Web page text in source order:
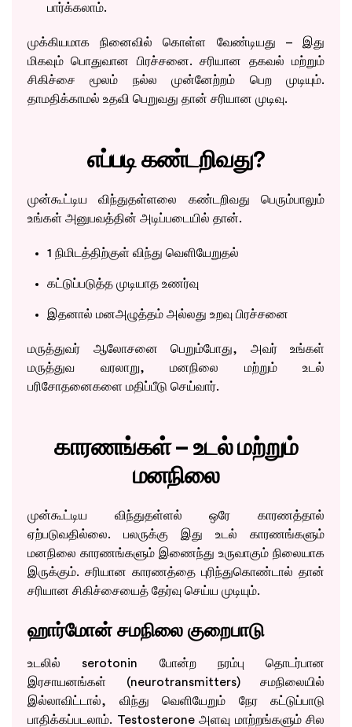
பார்க்கலாம்.
முக்கியமாக நினைவில் கொள்ள வேண்டியது – இது
மிகவும் பொதுவான பிரச்சனை. சரியான தகவல் மற்றும்
சிகிச்சை மூலம் நல்ல முன்னேற்றம் பெற முடியும்.
தாமதிக்காமல் உதவி பெறுவது தான் சரியான முடிவு.
எப்படி கண்டறிவது?
முன்கூட்டிய விந்துதள்ளலை கண்டறிவது பெரும்பாலும்
உங்கள் அனுபவத்தின் அடிப்படையில் தான்.
1 நிமிடத்திற்குள் விந்து வெளியேறுதல்
கட்டுப்படுத்த முடியாத உணர்வு
இதனால் மனஅழுத்தம் அல்லது உறவு பிரச்சனை
மருத்துவர் ஆலோசனை பெறும்போது, அவர் உங்கள்
மருத்துவ வரலாறு, மனநிலை மற்றும் உடல்
பரிசோதனைகளை மதிப்பீடு செய்வார்.
காரணங்கள் – உடல் மற்றும்
மனநிலை
முன்கூட்டிய விந்துதள்ளல் ஒரே காரணத்தால்
ஏற்படுவதில்லை. பலருக்கு இது உடல் காரணங்களும்
மனநிலை காரணங்களும் இணைந்து உருவாகும் நிலையாக
இருக்கும். சரியான காரணத்தை புரிந்துகொண்டால் தான்
சரியான சிகிச்சையைத் தேர்வு செய்ய முடியும்.
ஹார்மோன் சமநிலை குறைபாடு
உடலில் serotonin போன்ற நரம்பு தொடர்பான
இரசாயனங்கள் (neurotransmitters) சமநிலையில்
இல்லாவிட்டால், விந்து வெளியேறும் நேர கட்டுப்பாடு
பாதிக்கப்படலாம். Testosterone அளவு மாற்றங்களும் சில
Take the Next Step in Your
Schedule your visit today!